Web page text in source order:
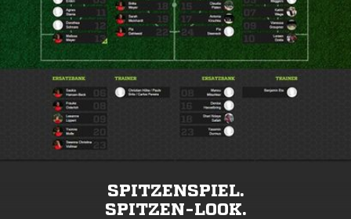
SPITZENSPIEL.
SPITZEN-LOOK.